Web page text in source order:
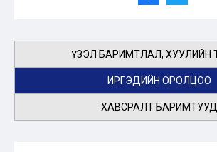
ҮЗЭЛ БАРИМТЛАЛ, ХУУЛИЙН
ИРГЭДИЙН ОРОЛЦОО
ХАВСРАЛТ БАРИМТУУД